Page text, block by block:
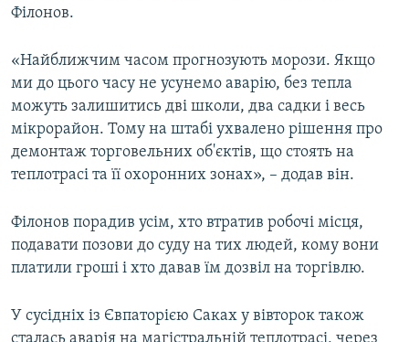
Усі сайти RFE/RL
Філонов.
«Найближчим часом прогнозують морози. Якщо
ми до цього часу не усунемо аварію, без тепла
можуть залишитись дві школи, два садки і весь
мікрорайон. Тому на штабі ухвалено рішення про
демонтаж торговельних об'єктів, що стоять на
теплотрасі та її охоронних зонах», – додав він.
Філонов порадив усім, хто втратив робочі місця,
подавати позови до суду на тих людей, кому вони
платили гроші і хто давав їм дозвіл на торгівлю.
У сусідніх із Євпаторією Саках у вівторок також